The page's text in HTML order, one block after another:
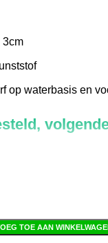
3cm
op waterbasis en
TOE AAN